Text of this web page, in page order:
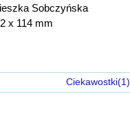
Sobczyńska
x 114 mm
Ciekawostki(1)